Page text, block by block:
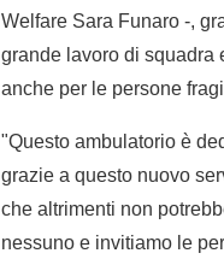
Welfare Sara Funaro -,
grande lavoro di squadra
anche per le persone
"Questo ambulatorio è
grazie a questo nuovo
che altrimenti non
nessuno e invitiamo le